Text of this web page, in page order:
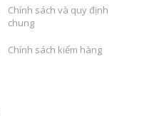
Chính sách và quy định
chung
Chính sách kiểm hàng